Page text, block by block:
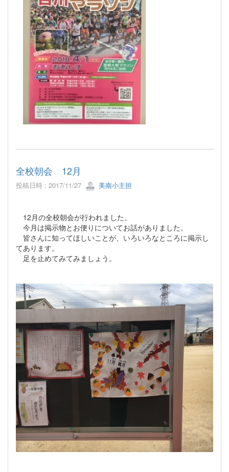
全校朝会 12月
投稿日時 : 2017/11/27 美南小主担
12月の全校朝会が行われました。
今月は掲示物とお便りについてお話がありました。
皆さんに知ってほしいことが、いろいろなところに掲示し
てあります。
足を止めてみてみましょう。